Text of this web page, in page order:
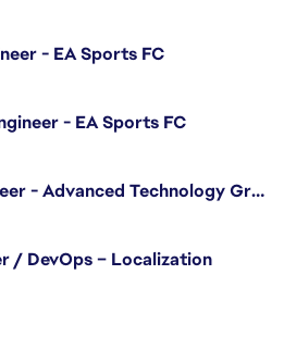
- EA Sports FC
- EA Sports FC
Senior Software Engineer - Advanced Technology Group
/ DevOps – Localization